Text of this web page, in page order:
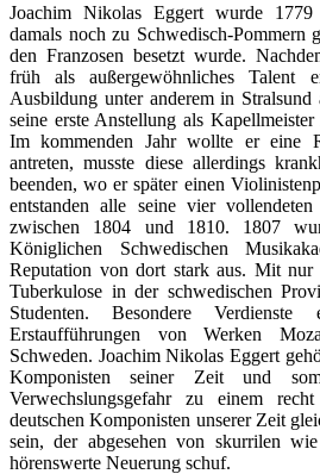
Joachim Nikolas Eggert wurde
damals noch zu Schwedisch-Pommern
den Franzosen besetzt wurde.
früh als außergewöhnliches Talent
Ausbildung unter anderem in
seine erste Anstellung als
Im kommenden Jahr wollte er eine
antreten, musste diese allerdings
beenden, wo er später einen
entstanden alle seine vier
zwischen 1804 und 1810. 1807
Königlichen Schwedischen
Reputation von dort stark aus. Mit nur
Tuberkulose in der schwedischen
Studenten. Besondere
Erstaufführungen von Werken
Schweden. Joachim Nikolas Eggert
Komponisten seiner Zeit und
Verwechslungsgefahr zu einem
deutschen Komponisten unserer Zeit
sein, der abgesehen von skurrilen
hörenswerte Neuerung schuf.